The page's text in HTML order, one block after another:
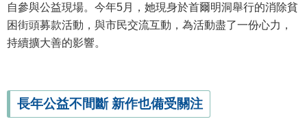
自參與公益現場。今年5月，她現身於首爾明洞舉行的消除貧
困街頭募款活動，與市民交流互動，為活動盡了一份心力，
持續擴大善的影響。
長年公益不間斷 新作也備受關注